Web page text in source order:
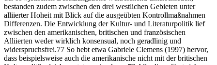
bestanden zudem zwischen den drei westlichen Gebieten unter
alliierter Hoheit mit Blick auf die ausgeübten Kontrollmaßnahmen
Differenzen. Die Entwicklung der Kultur- und Literaturpolitik lief
zwischen den amerikanischen, britischen und französischen
Alliierten weder wirklich konsensual, noch geradlinig und
widerspruchsfrei.77 So hebt etwa Gabriele Clemens (1997) hervor,
dass beispielsweise auch die amerikanische nicht mit der britischen